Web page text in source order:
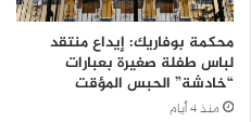
محكمة بوفاريك: إيداع منتقد
لباس طفلة صغيرة بعبارات
“خادشة” الحبس المؤقت
منذ 4 أيام